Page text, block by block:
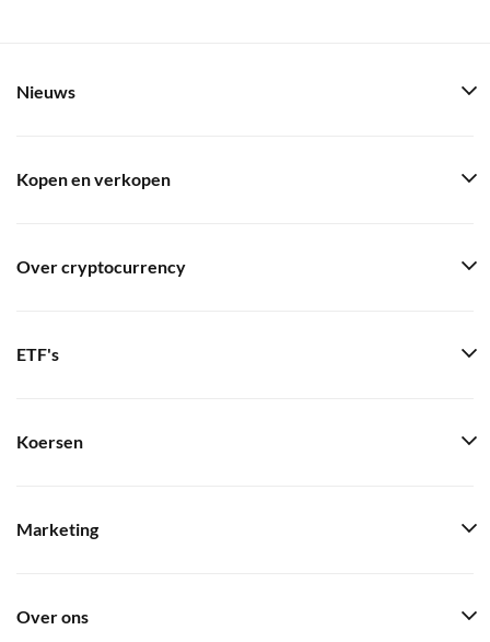
Nieuws
Kopen en verkopen
Over cryptocurrency
ETF's
Koersen
Marketing
Over ons